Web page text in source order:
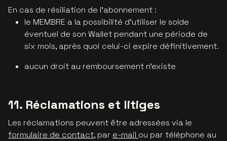
En cas de résiliation de l'abonnement :
le MEMBRE a la possibilité d’utiliser le solde
éventuel de son Wallet pendant une période de
six mois, après quoi celui-ci expire définitivement.
aucun droit au remboursement n'existe
11. Réclamations et litiges
Les réclamations peuvent être adressées via le
formulaire de contact, par e-mail ou par téléphone au